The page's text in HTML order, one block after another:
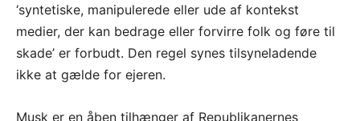
‘syntetiske, manipulerede eller ude af kontekst
medier, der kan bedrage eller forvirre folk og føre til
skade’ er forbudt. Den regel synes tilsyneladende
ikke at gælde for ejeren.
Musk er en åben tilhænger af Republikanernes